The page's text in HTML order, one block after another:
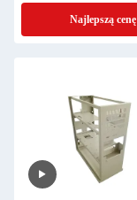
Fabrykanci
Najlepszą cenę